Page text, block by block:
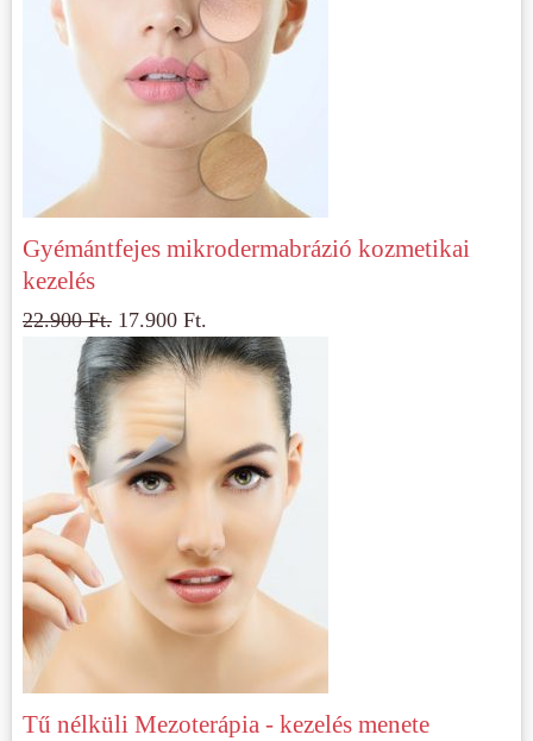
Gyémántfejes mikrodermabrázió kozmetikai
kezelés
22.900Ft. 17.900Ft.
Tű nélküli Mezoterápia - kezelés menete